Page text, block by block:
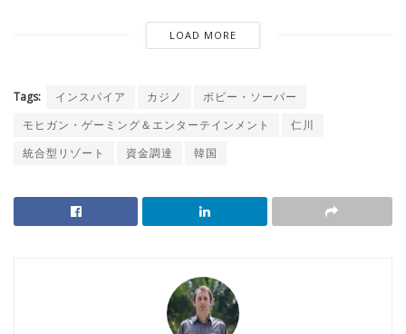
LOAD MORE
Tags: インスパイア カジノ
ボビー・ソーパー
モヒガン・ゲーミング＆エンターテインメント
仁川
統合型リゾート
資金調達 韓国